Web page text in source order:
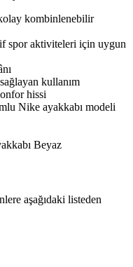
kombinlenebilir
spor aktiviteleri için uygun
kullanım
hissi
Nike ayakkabı modeli
Beyaz
aşağıdaki listeden